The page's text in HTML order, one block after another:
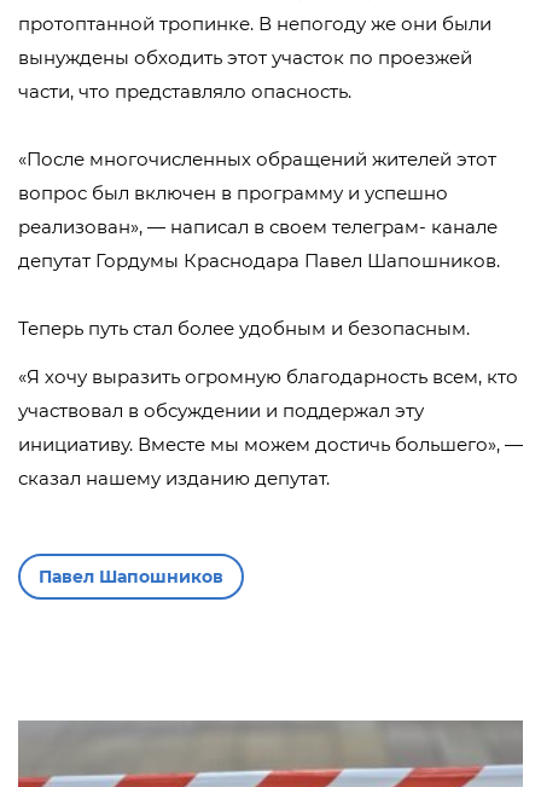
протоптанной тропинке. В непогоду же они были
вынуждены обходить этот участок по проезжей
части, что представляло опасность.
«После многочисленных обращений жителей этот
вопрос был включен в программу и успешно
реализован», — написал в своем телеграм- канале
депутат Гордумы Краснодара Павел Шапошников.
Теперь путь стал более удобным и безопасным.
«Я хочу выразить огромную благодарность всем, кто
участвовал в обсуждении и поддержал эту
инициативу. Вместе мы можем достичь большего», —
сказал нашему изданию депутат.
Павел Шапошников